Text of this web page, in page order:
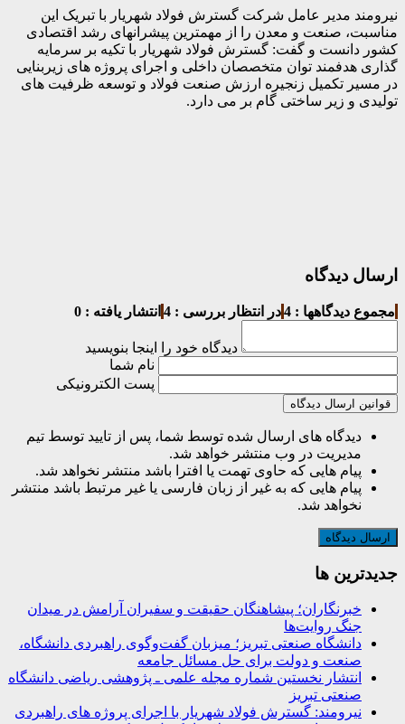
نیرومند مدیر عامل شرکت گسترش فولاد شهریار با تبریک این
مناسبت، صنعت و معدن را از مهمترین پیشرانهای رشد اقتصادی
کشور دانست و گفت: گسترش فولاد شهریار با تکیه بر سرمایه
گذاری هدفمند توان متخصصان داخلی و اجرای پروژه های زیربنایی
در مسیر تکمیل زنجیره ارزش صنعت فولاد و توسعه ظرفیت های
تولیدی و زیر ساختی گام بر می دارد.
ارسال دیدگاه
مجموع دیدگاهها : 4 در انتظار بررسی : 4 انتشار یافته : 0
دیدگاه خود را اینجا بنویسید
نام شما
پست الکترونیکی
قوانین ارسال دیدگاه
دیدگاه های ارسال شده توسط شما، پس از تایید توسط تیم
مدیریت در وب منتشر خواهد شد.
پیام هایی که حاوی تهمت یا افترا باشد منتشر نخواهد شد.
پیام هایی که به غیر از زبان فارسی یا غیر مرتبط باشد منتشر
نخواهد شد.
جديدترين ها
خبرنگاران؛ پیشاهنگان حقیقت و سفیران آرامش در میدان
جنگ روایت‌ها
دانشگاه صنعتی تبریز؛ میزبان گفت‌وگوی راهبردی دانشگاه،
صنعت و دولت برای حل مسائل جامعه
انتشار نخستین شماره مجله علمی ـ پژوهشی ریاضی دانشگاه
صنعتی تبریز
نیرومند: گسترش فولاد شهریار با اجرای پروژه های راهبردی